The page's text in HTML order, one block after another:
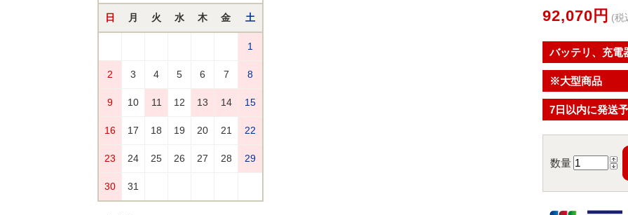
92,070円 (税
バッテリ、充電
※大型商品
7日以内に発送
数量